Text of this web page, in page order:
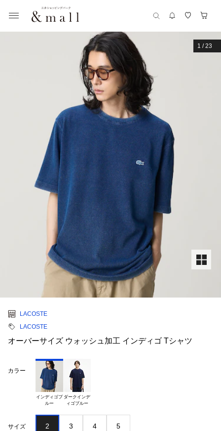
1 /23
LACOSTE
LACOSTE
オーバーサイズ ウォッシュ加工 インディゴ Tシャツ
カラー
インディゴブ ダークインデ
ィゴブルー
サイズ 2 3 4 5